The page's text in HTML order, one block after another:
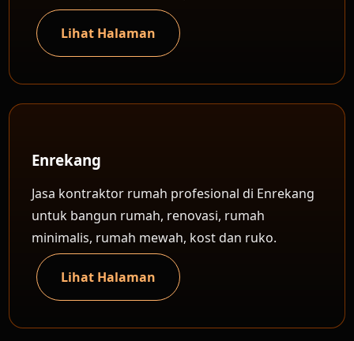
Lihat Halaman
Enrekang
Jasa kontraktor rumah profesional di Enrekang
untuk bangun rumah, renovasi, rumah
minimalis, rumah mewah, kost dan ruko.
Lihat Halaman